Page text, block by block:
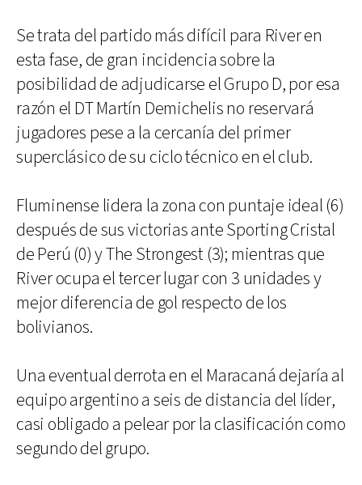
Se trata del partido más difícil para River en
esta fase, de gran incidencia sobre la
posibilidad de adjudicarse el Grupo D, por esa
razón el DT Martín Demichelis no reservará
jugadores pese a la cercanía del primer
superclásico de su ciclo técnico en el club.
Fluminense lidera la zona con puntaje ideal (6)
después de sus victorias ante Sporting Cristal
de Perú (0) y The Strongest (3); mientras que
River ocupa el tercer lugar con 3 unidades y
mejor diferencia de gol respecto de los
bolivianos.
Una eventual derrota en el Maracaná dejaría al
equipo argentino a seis de distancia del líder,
casi obligado a pelear por la clasificación como
segundo del grupo.